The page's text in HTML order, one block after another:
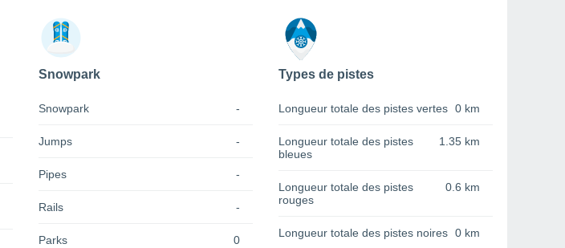
Snowpark
Snowpark -
Jumps -
Pipes -
Rails -
Parks 0
Types de pistes
Longueur totale des pistes vertes 0 km
Longueur totale des pistes
bleues
1.35 km
Longueur totale des pistes
rouges
0.6 km
Longueur totale des pistes noires 0 km